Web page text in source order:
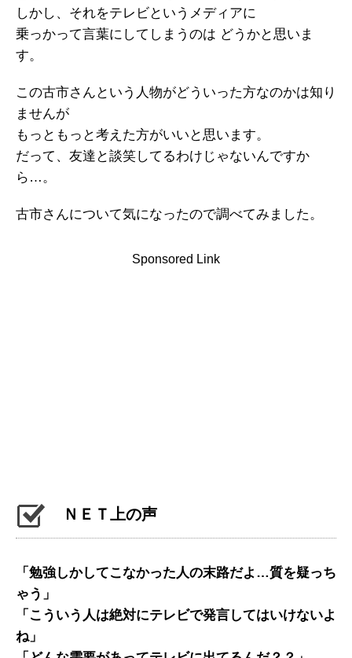
しかし、それをテレビというメディアに
乗っかって言葉にしてしまうのは どうかと思いま
す。
この古市さんという人物がどういった方なのかは知り
ませんが
もっともっと考えた方がいいと思います。
だって、友達と談笑してるわけじゃないんですか
ら…。
古市さんについて気になったので調べてみました。
Sponsored Link
ＮＥＴ上の声
「勉強しかしてこなかった人の末路だよ…質を疑っち
ゃう」
「こういう人は絶対にテレビで発言してはいけないよ
ね」